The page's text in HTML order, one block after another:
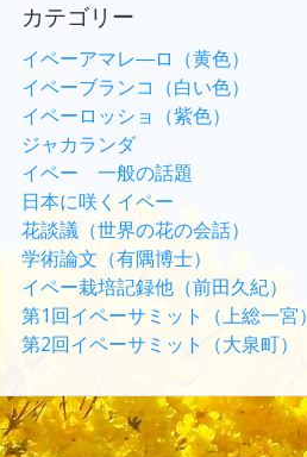
カテゴリー
イペーアマレ―ロ（黄色）
イペーブランコ（白い色）
イペーロッショ（紫色）
ジャカランダ
イペー 一般の話題
日本に咲くイペー
花談議（世界の花の会話）
学術論文（有隅博士）
イペー栽培記録他（前田久紀）
第1回イペーサミット（上総一宮）
第2回イペーサミット（大泉町）